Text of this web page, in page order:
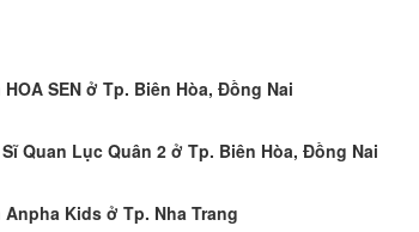
SEN ở Tp. Biên Hòa, Đồng Nai
Quan Lục Quân 2 ở Tp. Biên Hòa, Đồng Nai
Kids ở Tp. Nha Trang